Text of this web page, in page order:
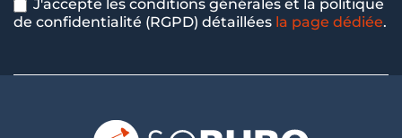
J'accepte les conditions générales et la politique
de confidentialité (RGPD) détaillées la page dédiée.